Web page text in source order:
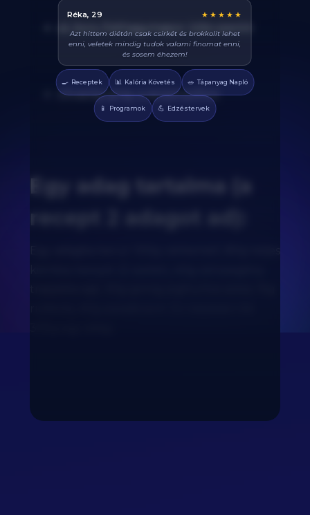
olívaolaj spray a serpenyőhöz
Egy adag tartalma (a
recept 2 adagot ad):
Balázs, 38 ★★★★★
Végre tudom pontosan mennyi fehérjét eszem
naponta. A kaloriaszámláló sokat segít, előtte
össze-vissza zabáltam...
🍳 Receptek 📊 Kalória Követés 🥗 Tápanyag Napló
📱 Programok 💪 Edzéstervek